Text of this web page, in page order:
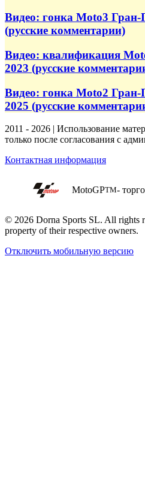
Видео: гонка Moto3
(русские комментарии)
Видео: квалификация
2023 (русские
Видео: гонка Moto2
2025 (русские
2011 - 2026 | Использование
только после согласования с
Контактная информация
MotoGPTM-
© 2026 Dorna Sports SL. All rights
property of their respective owners.
Отключить мобильную версию